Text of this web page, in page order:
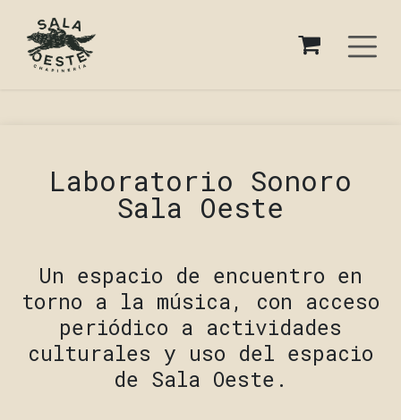
Laboratorio Sonoro
Sala Oeste
Un espacio de encuentro en
torno a la música, con acceso
periódico a actividades
culturales y uso del espacio
de Sala Oeste.